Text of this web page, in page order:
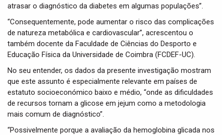
atrasar o diagnóstico da diabetes em algumas populações”.
“Consequentemente, pode aumentar o risco das complicações
de natureza metabólica e cardiovascular”, acrescentou o
também docente da Faculdade de Ciências do Desporto e
Educação Física da Universidade de Coimbra (FCDEF-UC).
No seu entender, os dados da presente investigação mostram
que este assunto é especialmente relevante em países de
estatuto socioeconómico baixo e médio, “onde as dificuldades
de recursos tornam a glicose em jejum como a metodologia
mais comum de diagnóstico”.
“Possivelmente porque a avaliação da hemoglobina glicada nos